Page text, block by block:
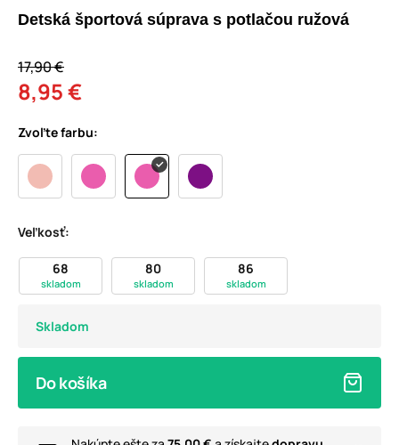
Detská športová súprava s potlačou ružová
17,90 €
8,95 €
Zvoľte farbu:
Veľkosť:
68
skladom
80
skladom
86
skladom
Skladom
Do košíka